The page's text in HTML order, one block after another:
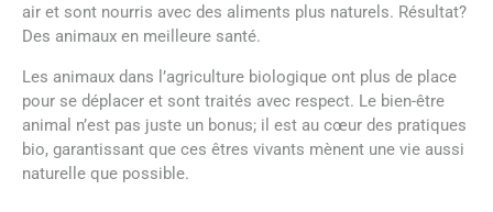
air et sont nourris avec des aliments plus naturels. Résultat?
Des animaux en meilleure santé.
Les animaux dans l’agriculture biologique ont plus de place
pour se déplacer et sont traités avec respect. Le bien-être
animal n’est pas juste un bonus; il est au cœur des pratiques
bio, garantissant que ces êtres vivants mènent une vie aussi
naturelle que possible.